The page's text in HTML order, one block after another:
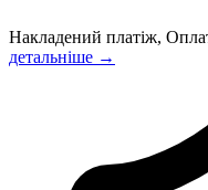
Накладений платіж,
детальніше →